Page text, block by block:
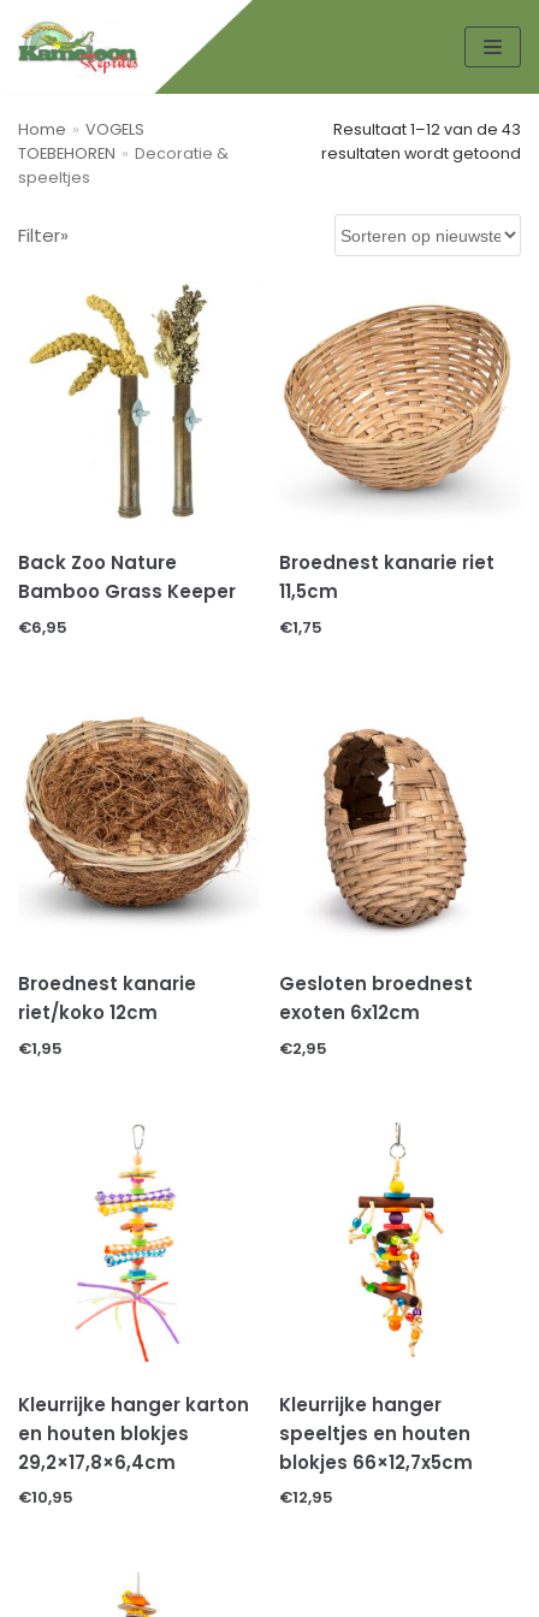
Spring
de
inhoud
Home » VOGELS
TOEBEHOREN » Decoratie &
speeltjes
Resultaat 1–12 van de 43
resultaten wordt getoond
Filter»
Back Zoo Nature
Bamboo Grass Keeper
€6,95
Broednest kanarie riet
11,5cm
€1,75
Broednest kanarie
riet/koko 12cm
€1,95
Gesloten broednest
exoten 6x12cm
€2,95
Kleurrijke hanger karton
en houten blokjes
29,2×17,8×6,4cm
€10,95
Kleurrijke hanger
speeltjes en houten
blokjes 66×12,7x5cm
€12,95
Zoek
ZO
Productcategorieën
AMFIBIEËN
HONDEN TOEBEHOREN
KATTEN TOEBEHOREN
KONIJNEN
KNAAGDIEREN TOEBEHOREN
Bodembedekkingen
Decoratie & speeltjes
Kooien & hokken
Voer
ONGEWERVELDE DIEREN
VOGELSPINNEN
GECKOS
HAGEDISSEN
KAMELEONS
LANDSCHILDPADDEN
REPTIELEN TOEBEHOREN
Decoratie & schuilplaatsen
Levende terrariumplanten
Thermostaten